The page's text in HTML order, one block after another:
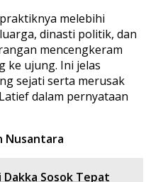
melebihi
dinasti politik, dan
mencengkeram
ke ujung. Ini jelas
sejati serta merusak
dalam pernyataan
Nusantara
Sosok Tepat